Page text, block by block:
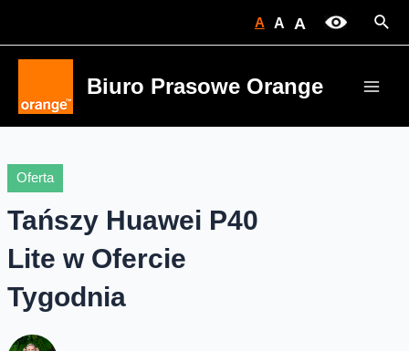
A A A
Biuro Prasowe Orange
Oferta
Tańszy Huawei P40
Lite w Ofercie
Tygodnia